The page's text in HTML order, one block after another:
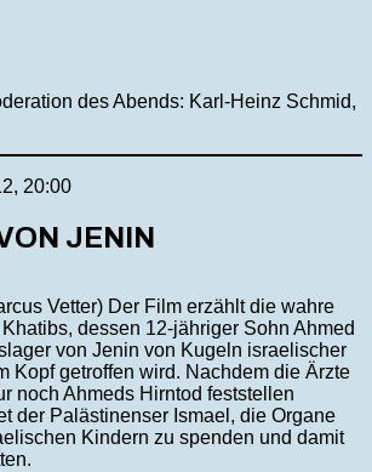
des Abends: Karl-Heinz Schmid,
20:00
JENIN
Vetter) Der Film erzählt die wahre
dessen 12-jähriger Sohn Ahmed
von Jenin von Kugeln israelischer
Kopf getroffen wird. Nachdem die Ärzte
noch Ahmeds Hirntod feststellen
der Palästinenser Ismael, die Organe
Kindern zu spenden und damit